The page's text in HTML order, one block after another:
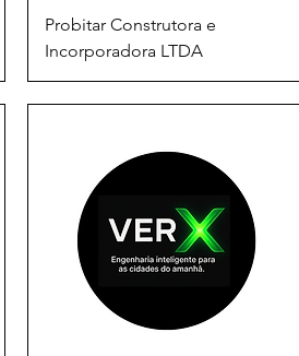
Probitar Construtora e
Incorporadora LTDA